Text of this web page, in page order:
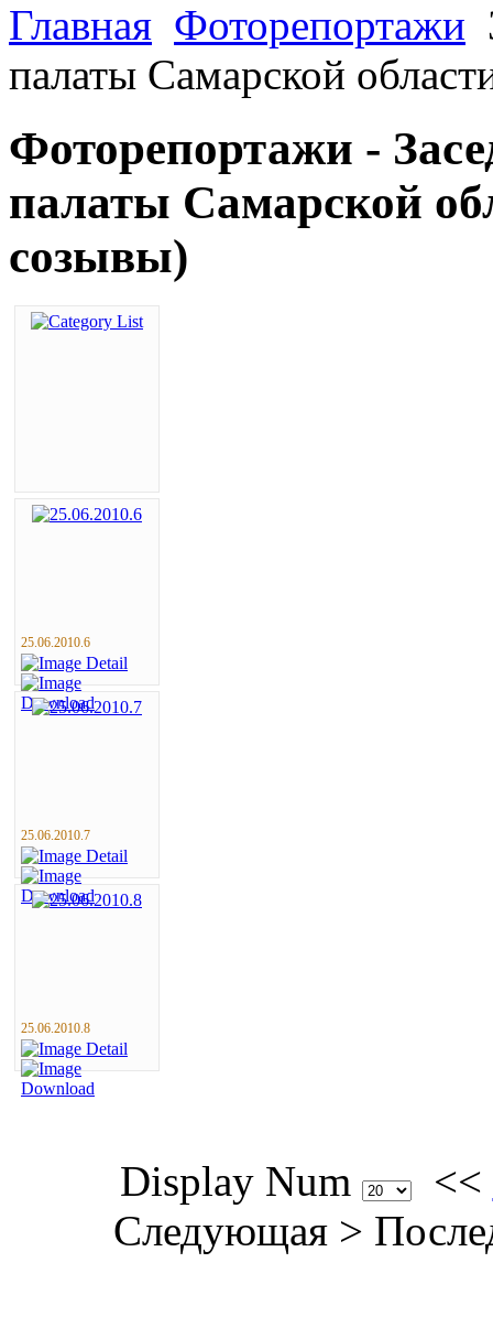
Главная Фоторепортажи
палаты Самарской
Фоторепортажи -
палаты Самарской
созывы)
25.06.2010.6
25.06.2010.7
25.06.2010.8
Display Num <<
Следующая>